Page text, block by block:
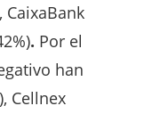
CaixaBank
. Por el
han
Cellnex